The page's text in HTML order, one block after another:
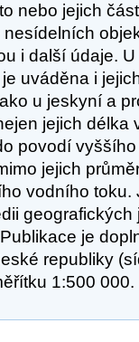
nebo jejich
i další údaje.
uváděna i
u jeskyní a
jejich délka
povodí
jejich
vodního toku.
je
republiky
1:500